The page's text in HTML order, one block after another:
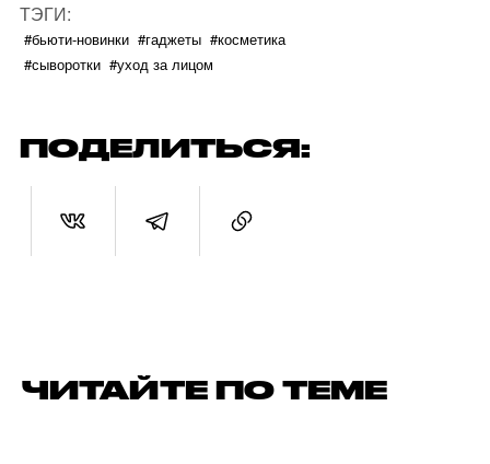
ТЭГИ:
#бьюти-новинки #гаджеты #косметика
#сыворотки #уход за лицом
ПОДЕЛИТЬСЯ:
ЧИТАЙТЕ ПО ТЕМЕ